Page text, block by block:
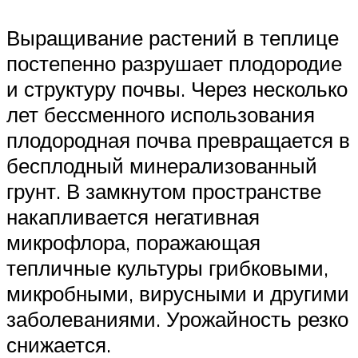
Выращивание растений в теплице
постепенно разрушает плодородие
и структуру почвы. Через несколько
лет бессменного использования
плодородная почва превращается в
бесплодный минерализованный
грунт. В замкнутом пространстве
накапливается негативная
микрофлора, поражающая
тепличные культуры грибковыми,
микробными, вирусными и другими
заболеваниями. Урожайность резко
снижается.